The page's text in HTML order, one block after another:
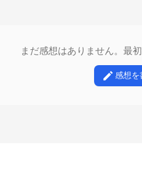
まだ感想はありません。最
感想を